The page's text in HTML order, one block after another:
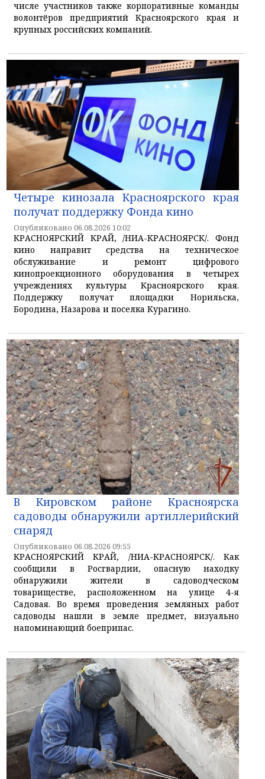
числе участников также корпоративные команды
волонтёров предприятий Красноярского края и
крупных российских компаний.
Четыре кинозала Красноярского края
получат поддержку Фонда кино
Опубликовано 06.08.2026 10:02
КРАСНОЯРСКИЙ КРАЙ, /НИА-КРАСНОЯРСК/. Фонд
кино направит средства на техническое
обслуживание и ремонт цифрового
кинопроекционного оборудования в четырех
учреждениях культуры Красноярского края.
Поддержку получат площадки Норильска,
Бородина, Назарова и поселка Курагино.
В Кировском районе Красноярска
садоводы обнаружили артиллерийский
снаряд
Опубликовано 06.08.2026 09:55
КРАСНОЯРСКИЙ КРАЙ, /НИА-КРАСНОЯРСК/. Как
сообщили в Росгвардии, опасную находку
обнаружили жители в садоводческом
товариществе, расположенном на улице 4-я
Садовая. Во время проведения земляных работ
садоводы нашли в земле предмет, визуально
напоминающий боеприпас.